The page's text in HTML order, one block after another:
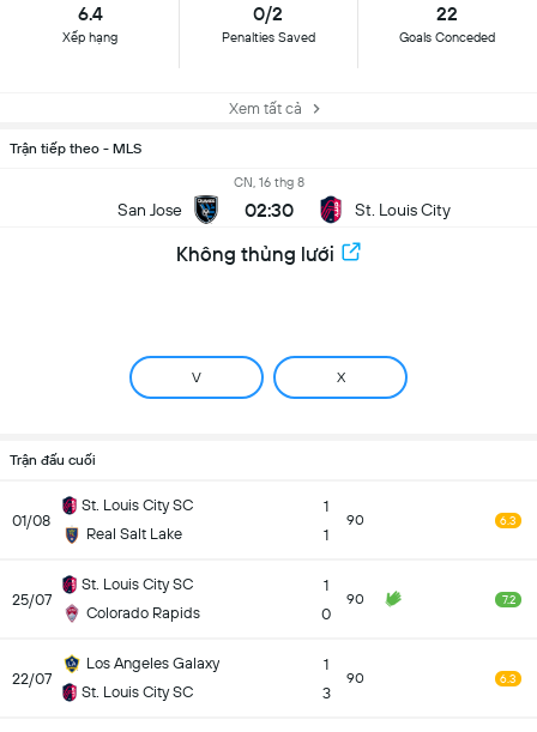
6.4
Xếp hạng
0/2
Penalties Saved
22
Goals Conceded
Xem tất cả
Trận tiếp theo - MLS
San Jose
CN, 16 thg 8
02:30 St. Louis City
Không thủng lưới
V X
Trận đấu cuối
01/08
St. Louis City SC
Real Salt Lake
1
1
90 6.3
25/07
St. Louis City SC
Colorado Rapids
1
0
90 7.2
22/07
Los Angeles Galaxy
St. Louis City SC
1
3
90 6.3